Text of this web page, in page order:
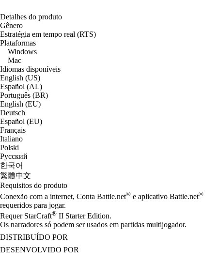
Detalhes do produto
Gênero
Estratégia em tempo real (RTS)
Plataformas
Windows
Mac
Idiomas disponíveis
English (US)
Español (AL)
Português (BR)
English (EU)
Deutsch
Español (EU)
Français
Italiano
Polski
Русский
한국어
繁體中文
Requisitos do produto
Conexão com a internet, Conta Battle.net® e aplicativo Battle.net®
requeridos para jogar.
Requer StarCraft® II Starter Edition.
Os narradores só podem ser usados em partidas multijogador.
DISTRIBUÍDO POR
DESENVOLVIDO POR